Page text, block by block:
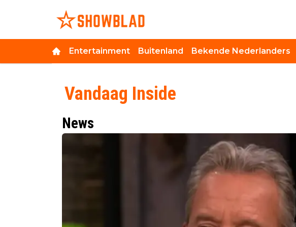
Entertainment Buitenland Bekende Nederlanders
Vandaag Inside
News